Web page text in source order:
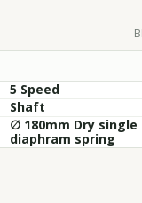
5 Speed
Shaft
∅ 180mm Dry
diaphram spring